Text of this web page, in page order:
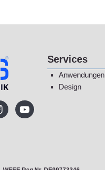
Services
Anwendungen
Design